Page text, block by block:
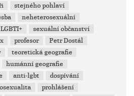
stejného pohlaví
neheterosexuální
LGBTI+
sexuální občanství
profesor
Petr Dostál
teoretická geografie
humánní geografie
anti-lgbt
dospívání
prohlášení